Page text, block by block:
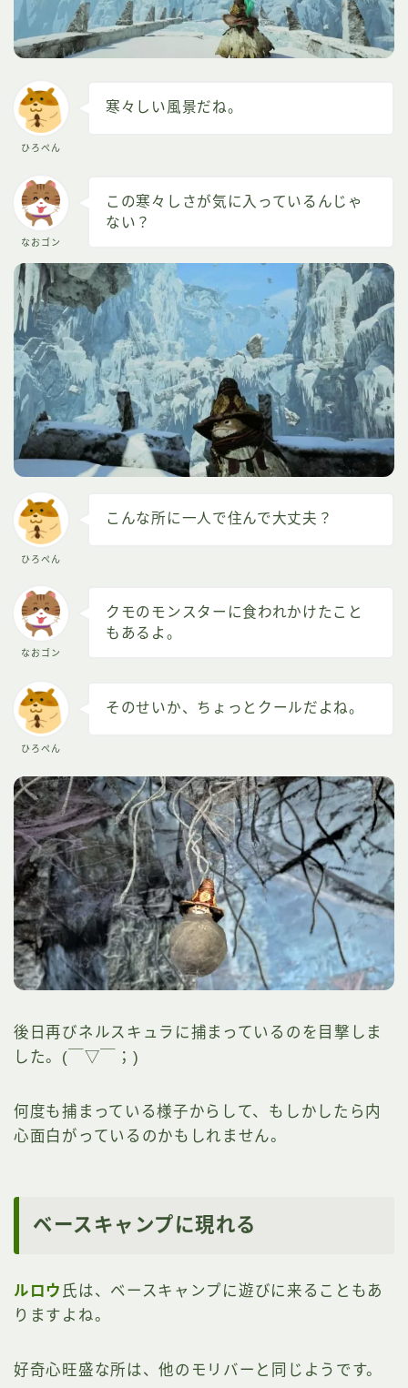
ひろぺん
寒々しい風景だね。
なおゴン
この寒々しさが気に入っているんじゃ
ない？
ひろぺん
こんな所に一人で住んで大丈夫？
なおゴン
クモのモンスターに食われかけたこと
もあるよ。
ひろぺん
そのせいか、ちょっとクールだよね。
後日再びネルスキュラに捕まっているのを目撃しま
した。(￣▽￣；)
何度も捕まっている様子からして、もしかしたら内
心面白がっているのかもしれません。
ベースキャンプに現れる
ルロウ 氏は、ベースキャンプに遊びに来ることもあ
りますよね。
好奇心旺盛な所は、他のモリバーと同じようです。